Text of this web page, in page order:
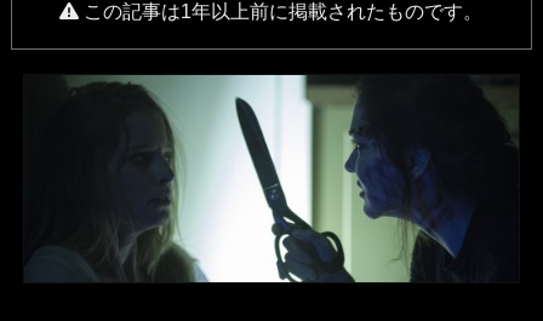
この記事は1年以上前に掲載されたものです。